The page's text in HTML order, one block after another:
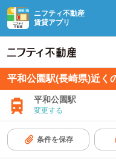
ニフティ不動産
賃貸アプリ
平和公園駅(長崎県)近く
平和公園駅
変更する
条件を保存